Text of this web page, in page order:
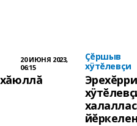
20 ИЮНЯ 2023,
06:15
Çĕршыв
хÿтĕлевçи